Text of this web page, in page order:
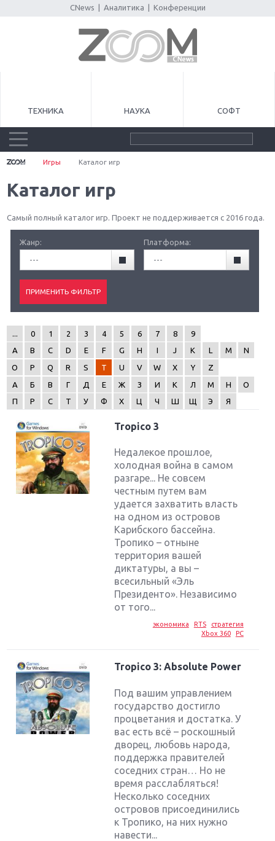
CNews Аналитика Конференции
ТЕХНИКА НАУКА СОФТ
Игры Каталог игр
Каталог игр
Самый полный каталог игр. Проект не поддерживается с 2016 года.
Жанр:
---
Платформа:
---
0 1 2 3 4 5 6 7 8
9
A
B C D E F G H I J K L M
N
O
P Q R S T U V W X Y
Z
А
Б В Г Д Е Ж З И К Л М Н
О
П
Р С Т У Ф Х Ц Ч Ш Щ Э Я
Tropico 3
Недалекое прошлое,
холодная война в самом
разгаре... Не совсем
честным путем вам
удается захватить власть
на одном из островов
Карибского бассейна.
Тропико – отныне
территория вашей
диктатуры, а вы –
всесильный «Эль
Президенто». Независимо
от того...
экономика RTS
стратегия
Xbox 360
PC
Tropico 3: Absolute Power
Под вашим управлением
государство достигло
процветания и достатка. У
вас есть всё – роскошный
дворец, любовь народа,
поддержка правителей
соседних стран… Но не
время расслабляться!
Несколько соседних
островов присоединились
к Тропико, на них нужно
навести...